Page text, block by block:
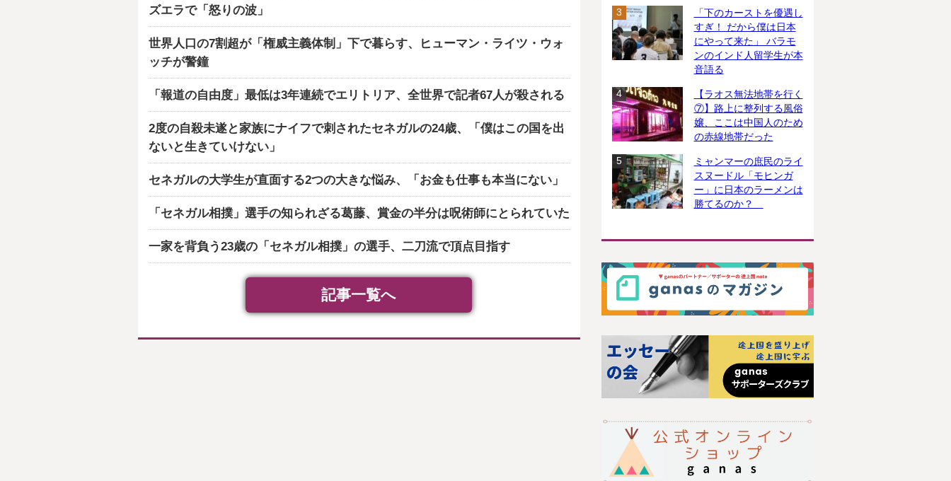
ズエラで「怒りの波」
世界人口の7割超が「権威主義体制」下で暮らす、ヒューマン・ライツ・ウォ
ッチが警鐘
「報道の自由度」最低は3年連続でエリトリア、全世界で記者67人が殺される
2度の自殺未遂と家族にナイフで刺されたセネガルの24歳、「僕はこの国を出
ないと生きていけない」
セネガルの大学生が直面する2つの大きな悩み、「お金も仕事も本当にない」
「セネガル相撲」選手の知られざる葛藤、賞金の半分は呪術師にとられていた
一家を背負う23歳の「セネガル相撲」の選手、二刀流で頂点目指す
記事一覧へ
「下のカーストを優遇し
すぎ！ だから僕は日本
にやって来た」 バラモ
ンのインド人留学生が本
音語る
【ラオス無法地帯を行く
⑦】路上に整列する風俗
嬢、ここは中国人のため
の赤線地帯だった
ミャンマーの庶民のライ
スヌードル「モヒンガ
ー」に日本のラーメンは
勝てるのか？